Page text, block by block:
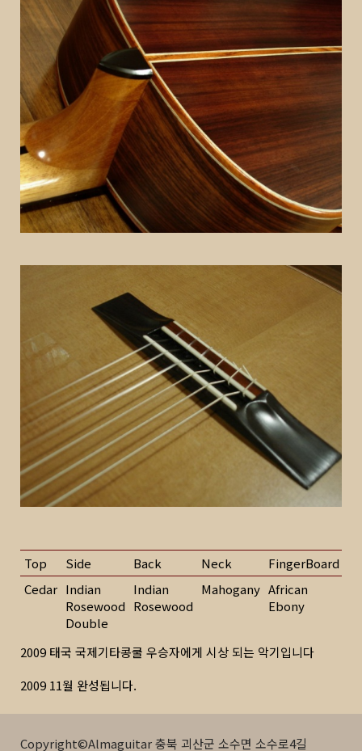
Top Side Back Neck FingerBoard
Cedar Indian
Rosewood
Double
Indian
Rosewood
Mahogany African
Ebony
2009 태국 국제기타콩쿨 우승자에게 시상 되는 악기입니다
2009 11월 완성됩니다.
Copyright©Almaguitar 충북 괴산군 소수면 소수로4길